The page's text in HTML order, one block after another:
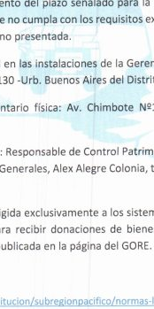
a las
necesita
Santa
Read More